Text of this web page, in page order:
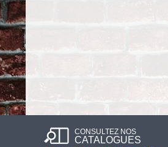
CONSULTEZ NOS
CATALOGUES